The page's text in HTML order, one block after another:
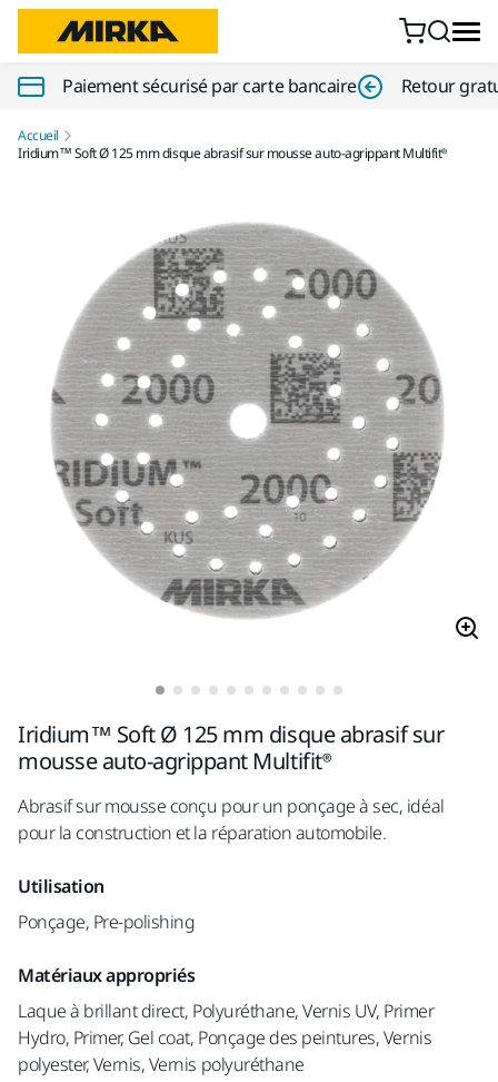
Paiement sécurisé par carte bancaire Retour
Accueil
Iridium™ Soft Ø 125 mm disque abrasif sur mousse auto-agrippant Multifit®
Iridium™ Soft Ø 125 mm disque abrasif sur
mousse auto-agrippant Multifit®
Abrasif sur mousse conçu pour un ponçage à sec, idéal
pour la construction et la réparation automobile.
Utilisation
Ponçage, Pre-polishing
Matériaux appropriés
Laque à brillant direct, Polyuréthane, Vernis UV, Primer
Hydro, Primer, Gel coat, Ponçage des peintures, Vernis
polyester, Vernis, Vernis polyuréthane